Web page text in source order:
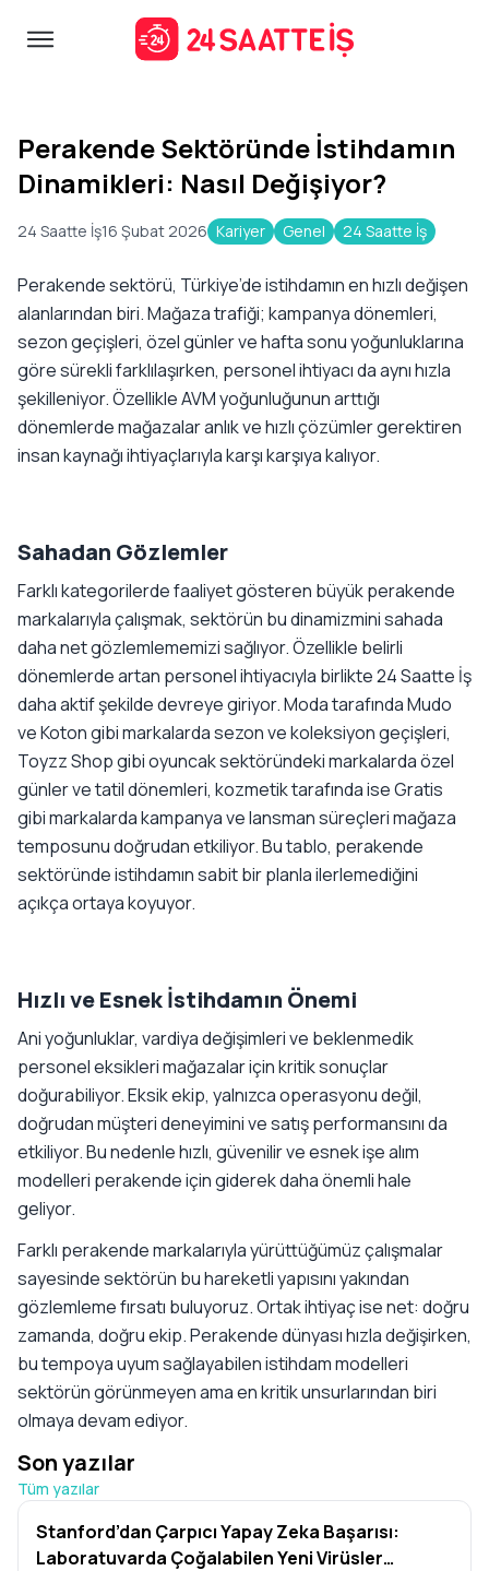
Perakende Sektöründe İstihdamın
Dinamikleri: Nasıl Değişiyor?
24 Saatte İş16 Şubat 2026 Kariyer Genel 24 Saatte İş
Perakende sektörü, Türkiye’de istihdamın en hızlı değişen
alanlarından biri. Mağaza trafiği; kampanya dönemleri,
sezon geçişleri, özel günler ve hafta sonu yoğunluklarına
göre sürekli farklılaşırken, personel ihtiyacı da aynı hızla
şekilleniyor. Özellikle AVM yoğunluğunun arttığı
dönemlerde mağazalar anlık ve hızlı çözümler gerektiren
insan kaynağı ihtiyaçlarıyla karşı karşıya kalıyor.
Sahadan Gözlemler
Farklı kategorilerde faaliyet gösteren büyük perakende
markalarıyla çalışmak, sektörün bu dinamizmini sahada
daha net gözlemlememizi sağlıyor. Özellikle belirli
dönemlerde artan personel ihtiyacıyla birlikte 24 Saatte İş
daha aktif şekilde devreye giriyor. Moda tarafında Mudo
ve Koton gibi markalarda sezon ve koleksiyon geçişleri,
Toyzz Shop gibi oyuncak sektöründeki markalarda özel
günler ve tatil dönemleri, kozmetik tarafında ise Gratis
gibi markalarda kampanya ve lansman süreçleri mağaza
temposunu doğrudan etkiliyor. Bu tablo, perakende
sektöründe istihdamın sabit bir planla ilerlemediğini
açıkça ortaya koyuyor.
Hızlı ve Esnek İstihdamın Önemi
Ani yoğunluklar, vardiya değişimleri ve beklenmedik
personel eksikleri mağazalar için kritik sonuçlar
doğurabiliyor. Eksik ekip, yalnızca operasyonu değil,
doğrudan müşteri deneyimini ve satış performansını da
etkiliyor. Bu nedenle hızlı, güvenilir ve esnek işe alım
modelleri perakende için giderek daha önemli hale
geliyor.
Farklı perakende markalarıyla yürüttüğümüz çalışmalar
sayesinde sektörün bu hareketli yapısını yakından
gözlemleme fırsatı buluyoruz. Ortak ihtiyaç ise net: doğru
zamanda, doğru ekip. Perakende dünyası hızla değişirken,
bu tempoya uyum sağlayabilen istihdam modelleri
sektörün görünmeyen ama en kritik unsurlarından biri
olmaya devam ediyor.
Son yazılar
Tüm yazılar
Stanford’dan Çarpıcı Yapay Zeka Başarısı:
Laboratuvarda Çoğalabilen Yeni Virüsler